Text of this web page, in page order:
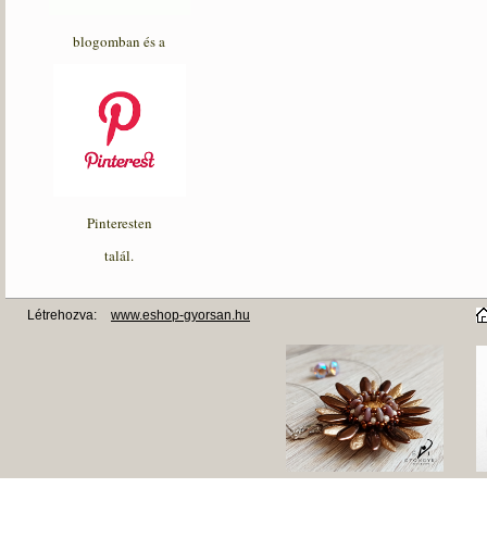
blogomban és a
Pinteresten
talál.
Létrehozva: www.eshop-gyorsan.hu